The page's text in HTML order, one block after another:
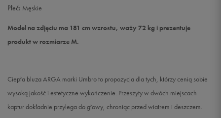
Płeć: Męskie
Model na zdjęciu ma 181 cm wzrostu, waży 72 kg i prezentuje
produkt w rozmiarze M.
Ciepła bluza ARGA marki Umbro to propozycja dla tych, którzy cenią sobie
wysoką jakość i estetyczne wykończenie. Przeszyty w dwóch miejscach
kaptur dokładnie przylega do głowy, chroniąc przed wiatrem i deszczem.